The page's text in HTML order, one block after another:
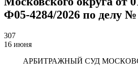
Ф05-4284/2026 по делу
307
16 июня
АРБИТРАЖНЫЙ СУД